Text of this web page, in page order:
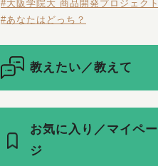
#大阪学院大 商品開発プロジェクト
#あなたはどっち？
教えたい／教えて
お気に入り／マイペー
ジ